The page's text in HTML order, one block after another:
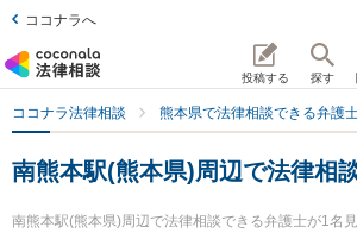
ココナラへ
投稿する 探す
ココナラ法律相談 熊本県で法律相談できる弁護
南熊本駅(熊本県)周辺で法律相
南熊本駅(熊本県)周辺で法律相談できる弁護士が1名